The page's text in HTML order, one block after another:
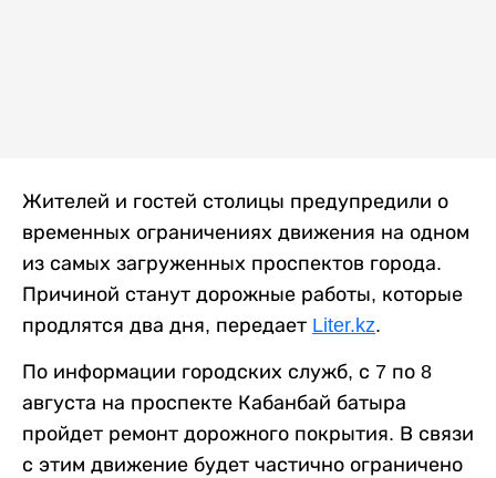
Жителей и гостей столицы предупредили о
временных ограничениях движения на одном
из самых загруженных проспектов города.
Причиной станут дорожные работы, которые
продлятся два дня, передает Liter.kz.
По информации городских служб, с 7 по 8
августа на проспекте Кабанбай батыра
пройдет ремонт дорожного покрытия. В связи
с этим движение будет частично ограничено